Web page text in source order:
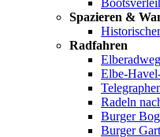
Spazieren &
Radfahren
Elberadweg
Elbe-
Radeln
Burger
Burger